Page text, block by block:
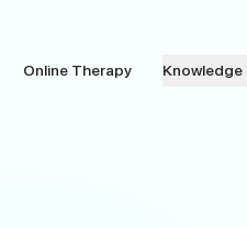
Online Therapy Knowledge